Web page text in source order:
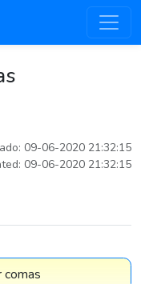
09-06-2020 21:32:15
09-06-2020 21:32:15